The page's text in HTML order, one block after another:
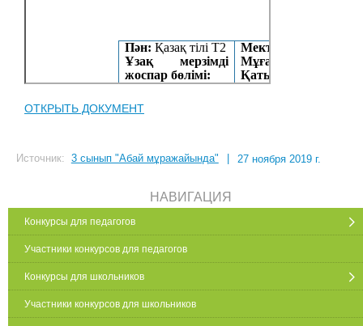
ОТКРЫТЬ ДОКУМЕНТ
Источник: 3 сынып "Абай мұражайында" 27 ноября 2019 г.
НАВИГАЦИЯ
Конкурсы для педагогов
Участники конкурсов для педагогов
Конкурсы для школьников
Участники конкурсов для школьников